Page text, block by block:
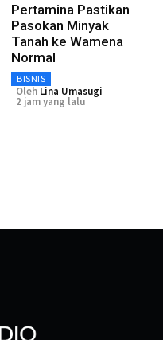
Pertamina Pastikan
Pasokan Minyak
Tanah ke Wamena
Normal
BISNIS
Oleh Lina Umasugi
2 jam yang lalu